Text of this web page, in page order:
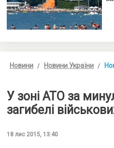
Новини Новини України
У зоні АТО за
загибелі
18 лис 2015, 13:40